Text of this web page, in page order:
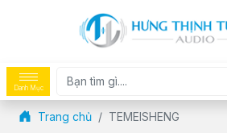
Danh Mục
Trang chủ TEMEISHENG